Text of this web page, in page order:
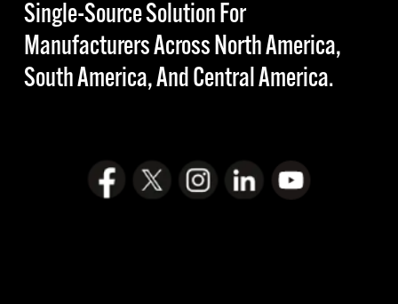
Single-Source Solution For
Manufacturers Across North America,
South America, And Central America.